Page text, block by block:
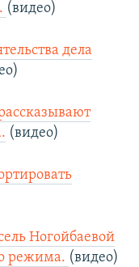
(видео)
дела
(видео)
Ногойбаевой
режима. (видео)